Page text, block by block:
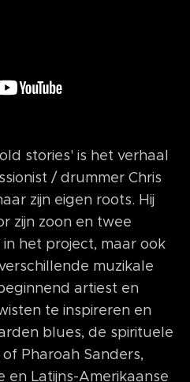
stories' is het verhaal
/ drummer Chris
zijn eigen roots. Hij
zijn zoon en twee
het project, maar ook
muzikale
artiest en
te inspireren en
blues, de spirituele
Pharoah Sanders,
Latijns-Amerikaanse